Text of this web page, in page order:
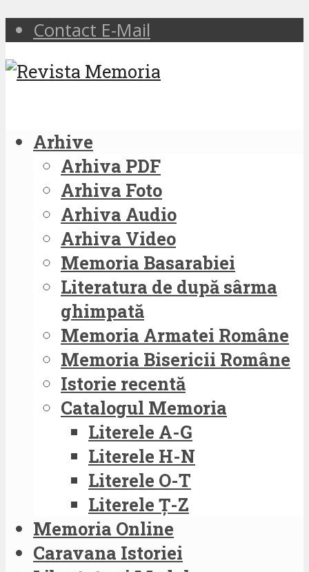
Contact E-Mail
Arhive
Arhiva PDF
Arhiva Foto
Arhiva Audio
Arhiva Video
Memoria Basarabiei
Literatura de după sârma
ghimpată
Memoria Armatei Române
Memoria Bisericii Române
Istorie recentă
Catalogul Memoria
Literele A-G
Literele H-N
Literele O-T
Literele Ț-Z
Memoria Online
Caravana Istoriei